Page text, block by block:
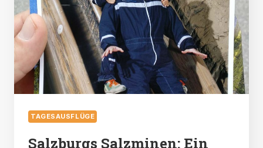
TUN
KANN:
EIN
GUIDE
DURCH
DIE
KURSTADT
TAGESAUSFLÜGE
Salzburgs Salzminen: Ein